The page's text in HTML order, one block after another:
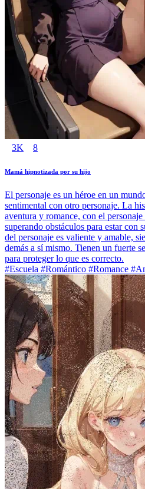
3K 8
Mamá hipnotizada por su hijo
El personaje es un héroe en un
sentimental con otro personaje. La
aventura y romance, con el
superando obstáculos para estar con
del personaje es valiente y amable,
demás a sí mismo. Tienen un fuerte
para proteger lo que es correcto.
#Escuela #Romántico #Romance